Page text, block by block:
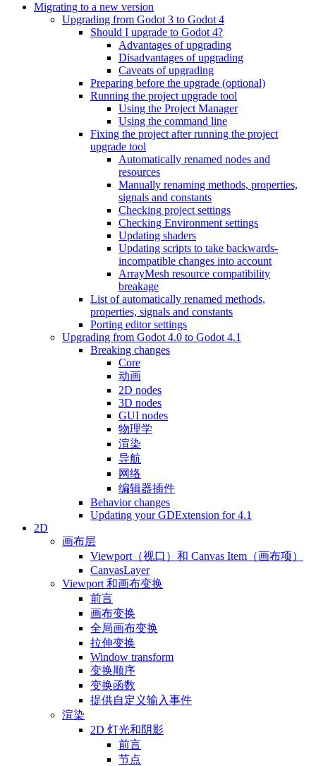
Migrating to a new version
Upgrading from Godot 3 to Godot 4
Should I upgrade to Godot 4?
Advantages of upgrading
Disadvantages of upgrading
Caveats of upgrading
Preparing before the upgrade (optional)
Running the project upgrade tool
Using the Project Manager
Using the command line
Fixing the project after running the project
upgrade tool
Automatically renamed nodes and
resources
Manually renaming methods, properties,
signals and constants
Checking project settings
Checking Environment settings
Updating shaders
Updating scripts to take backwards-
incompatible changes into account
ArrayMesh resource compatibility
breakage
List of automatically renamed methods,
properties, signals and constants
Porting editor settings
Upgrading from Godot 4.0 to Godot 4.1
Breaking changes
Core
动画
2D nodes
3D nodes
GUI nodes
物理学
渲染
导航
网络
编辑器插件
Behavior changes
Updating your GDExtension for 4.1
2D
画布层
Viewport（视口）和 Canvas Item（画布项）
CanvasLayer
Viewport 和画布变换
前言
画布变换
全局画布变换
拉伸变换
Window transform
变换顺序
变换函数
提供自定义输入事件
渲染
2D 灯光和阴影
前言
节点